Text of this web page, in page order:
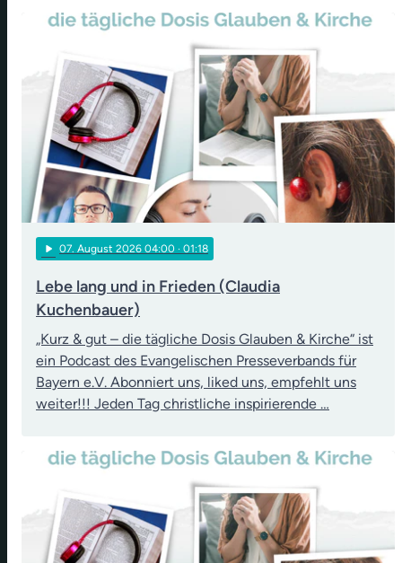
play_arrow 07. August 2026 04:00 · 01:18
Lebe lang und in Frieden (Claudia
Kuchenbauer)
„Kurz & gut – die tägliche Dosis Glauben & Kirche“ ist
ein Podcast des Evangelischen Presseverbands für
Bayern e.V. Abonniert uns, liked uns, empfehlt uns
weiter!!! Jeden Tag christliche inspirierende …